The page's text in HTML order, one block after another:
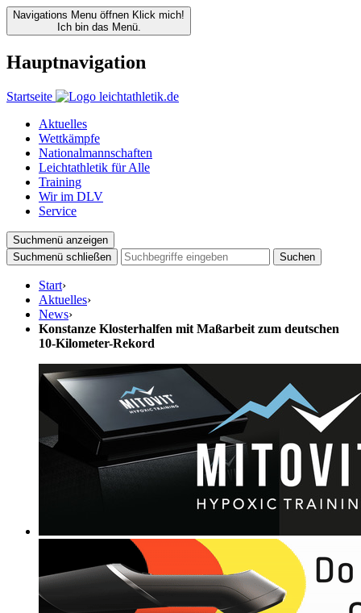
Navigations Menu öffnen Klick mich!
Ich bin das Menü.
Hauptnavigation
Startseite
Aktuelles
Wettkämpfe
Nationalmannschaften
Leichtathletik für Alle
Training
Wir im DLV
Service
Suchmenü anzeigen
Suchmenü schließen
Suchen
Start›
Aktuelles›
News›
Konstanze Klosterhalfen mit Maßarbeit zum deutschen
10-Kilometer-Rekord